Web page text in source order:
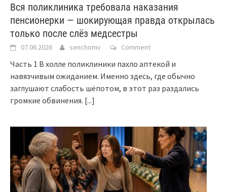
Вся поликлиника требовала наказания
пенсионерки — шокирующая правда открылась
только после слёз медсестры
07.06.2026 senchomv Comment
Часть 1 В холле поликлиники пахло аптекой и
навязчивым ожиданием. Именно здесь, где обычно
заглушают слабость шёпотом, в этот раз раздались
громкие обвинения. [...]